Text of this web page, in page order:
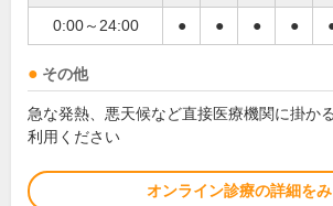
0:00～24:00 ● ● ● ●
その他
急な発熱、悪天候など直接医療機関に掛か
利用ください
オンライン診療の詳細を